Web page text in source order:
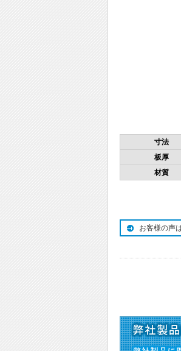
寸法
板厚
材質
お客様の声